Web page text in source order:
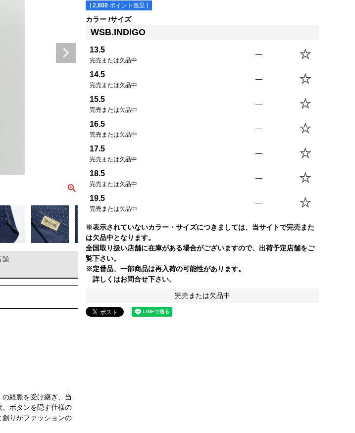
経脈を受け継ぎ、当
ボタンを隠す仕様の
りがファッションの
舗
[ 2,800 ポイント進呈 ]
カラー サイズ
WSB.INDIGO
13.5
完売または欠品中
—
14.5
完売または欠品中
—
15.5
完売または欠品中
—
16.5
完売または欠品中
—
17.5
完売または欠品中
—
18.5
完売または欠品中
—
19.5
完売または欠品中
—
※表示されていないカラー・サイズにつきましては、当サイトで完売また
は欠品中となります。
全国取り扱い店舗に在庫がある場合がございますので、出荷予定店舗をご
覧下さい。
※定番品、一部商品は再入荷の可能性があります。
詳しくはお問合せ下さい。
完売または欠品中